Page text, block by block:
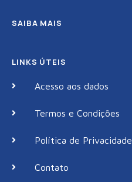
SAIBA MAIS
LINKS ÚTEIS
Acesso aos dados
Termos e Condições
Política de Privacidade
Contato